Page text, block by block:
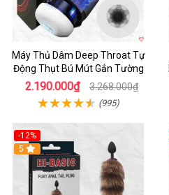
Máy Thủ Dâm Deep Throat Tự
Động Thụt Bú Mút Gắn Tường
2.190.000₫ 3.268.000₫
(995)
-12%
Hot
5